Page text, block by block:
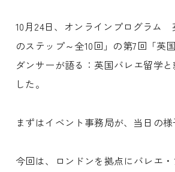
10月24日、オンラインプログラム
のステップ～全10回」の第7回「英
ダンサーが語る：英国バレエ留学
した。
まずはイベント事務局が、当日の様
今回は、ロンドンを拠点にバレエ